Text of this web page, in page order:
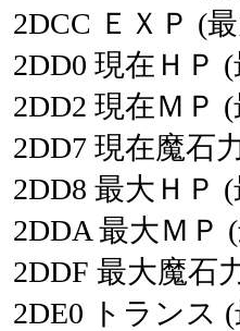
2DCC ＥＸＰ (
2DD0 現在ＨＰ
2DD2 現在ＭＰ
2DD7 現在魔石
2DD8 最大ＨＰ
2DDA 最大ＭＰ
2DDF 最大魔石
2DE0 トランス